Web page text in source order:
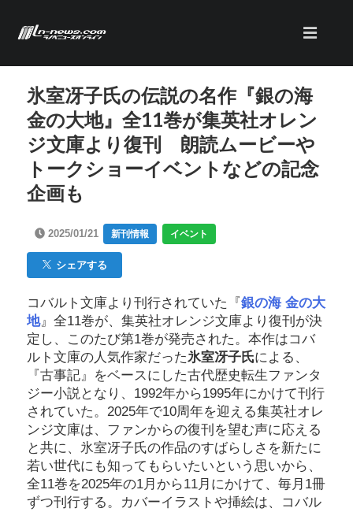
氷室冴子氏の伝説の名作『銀の海
金の大地』全11巻が集英社オレン
ジ文庫より復刊 朗読ムービーや
トークショーイベントなどの記念
企画も
2025/01/21 新刊情報 イベント
シェアする
コバルト文庫より刊行されていた『 銀の海 金の大
地』全11巻が、集英社オレンジ文庫より復刊が決
定し、このたび第1巻が発売された。本作はコバ
ルト文庫の人気作家だった氷室冴子氏による、
『古事記』をベースにした古代歴史転生ファンタ
ジー小説となり、1992年から1995年にかけて刊行
されていた。2025年で10周年を迎える集英社オレ
ンジ文庫は、ファンからの復刊を望む声に応える
と共に、氷室冴子氏の作品のすばらしさを新たに
若い世代にも知ってもらいたいという思いから、
全11巻を2025年の1月から11月にかけて、毎月1冊
ずつ刊行する。カバーイラストや挿絵は、コバル